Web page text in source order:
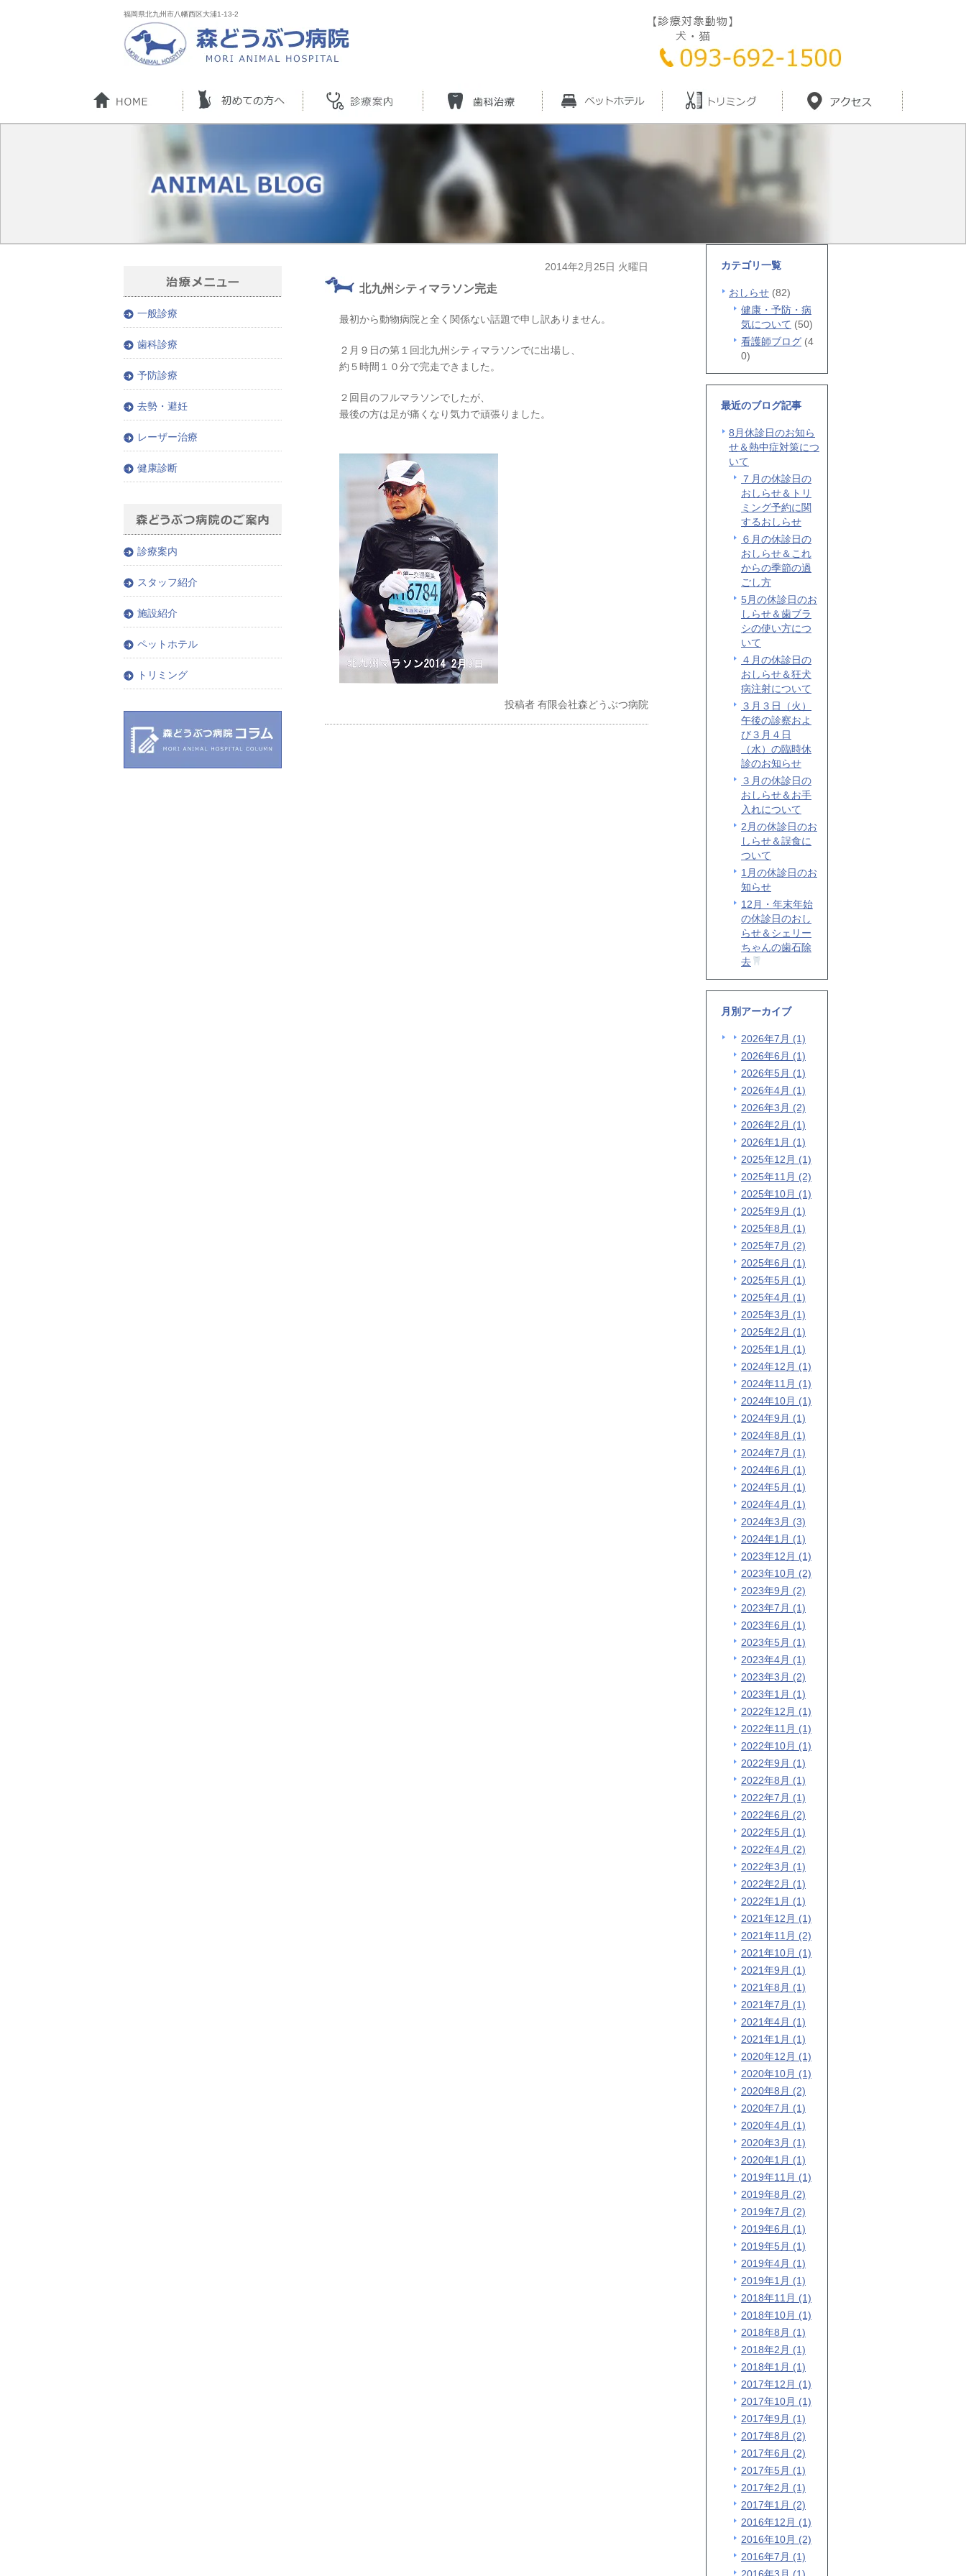
福岡県北九州市八幡西区大浦1-13-2
2014年2月25日 火曜日
北九州シティマラソン完走
最初から動物病院と全く関係ない話題で申し訳ありません。
２月９日の第１回北九州シティマラソンでに出場し、
約５時間１０分で完走できました。
２回目のフルマラソンでしたが、
最後の方は足が痛くなり気力で頑張りました。
投稿者 有限会社森どうぶつ病院
カテゴリ一覧
おしらせ (82)
健康・予防・病
気について (50)
看護師ブログ (4
0)
最近のブログ記事
8月休診日のお知ら
せ＆熱中症対策につ
いて
７月の休診日の
おしらせ＆トリ
ミング予約に関
するおしらせ
６月の休診日の
おしらせ＆これ
からの季節の過
ごし方
5月の休診日のお
しらせ＆歯ブラ
シの使い方につ
いて
４月の休診日の
おしらせ＆狂犬
病注射について
３月３日（火）
午後の診察およ
び３月４日
（水）の臨時休
診のお知らせ
３月の休診日の
おしらせ＆お手
入れについて
2月の休診日のお
しらせ＆誤食に
ついて
1月の休診日のお
知らせ
12月・年末年始
の休診日のおし
らせ＆シェリー
ちゃんの歯石除
去
月別アーカイブ
2026年7月 (1)
2026年6月 (1)
2026年5月 (1)
2026年4月 (1)
2026年3月 (2)
2026年2月 (1)
2026年1月 (1)
2025年12月 (1)
2025年11月 (2)
2025年10月 (1)
2025年9月 (1)
2025年8月 (1)
2025年7月 (2)
2025年6月 (1)
2025年5月 (1)
2025年4月 (1)
2025年3月 (1)
2025年2月 (1)
2025年1月 (1)
2024年12月 (1)
2024年11月 (1)
2024年10月 (1)
2024年9月 (1)
2024年8月 (1)
2024年7月 (1)
2024年6月 (1)
2024年5月 (1)
2024年4月 (1)
2024年3月 (3)
2024年1月 (1)
2023年12月 (1)
2023年10月 (2)
2023年9月 (2)
2023年7月 (1)
2023年6月 (1)
2023年5月 (1)
2023年4月 (1)
2023年3月 (2)
2023年1月 (1)
2022年12月 (1)
2022年11月 (1)
2022年10月 (1)
2022年9月 (1)
2022年8月 (1)
2022年7月 (1)
2022年6月 (2)
2022年5月 (1)
2022年4月 (2)
2022年3月 (1)
2022年2月 (1)
2022年1月 (1)
2021年12月 (1)
2021年11月 (2)
2021年10月 (1)
2021年9月 (1)
2021年8月 (1)
2021年7月 (1)
2021年4月 (1)
2021年1月 (1)
2020年12月 (1)
2020年10月 (1)
2020年8月 (2)
2020年7月 (1)
2020年4月 (1)
2020年3月 (1)
2020年1月 (1)
2019年11月 (1)
2019年8月 (2)
2019年7月 (2)
2019年6月 (1)
2019年5月 (1)
2019年4月 (1)
2019年1月 (1)
2018年11月 (1)
2018年10月 (1)
2018年8月 (1)
2018年2月 (1)
2018年1月 (1)
2017年12月 (1)
2017年10月 (1)
2017年9月 (1)
2017年8月 (2)
2017年6月 (2)
2017年5月 (1)
2017年2月 (1)
2017年1月 (2)
2016年12月 (1)
2016年10月 (2)
2016年7月 (1)
2016年3月 (1)
一般診療
歯科診療
予防診療
去勢・避妊
レーザー治療
健康診断
診療案内
スタッフ紹介
施設紹介
ペットホテル
トリミング